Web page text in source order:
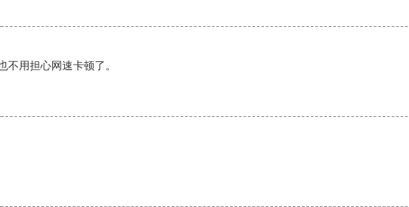
用担心网速卡顿了。